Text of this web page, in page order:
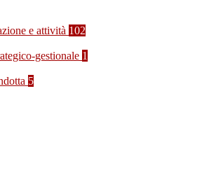
e attività 102
gestionale 1
5